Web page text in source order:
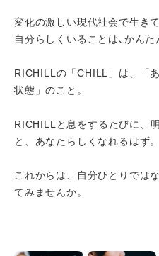
変化の激しい現代社会で生き
自分らしくいることは､かんた
RICHILLの「CHILL」は、「
状態」のこと。
RICHILLと息をするたびに、
と、あなたらしくなれるはず。
これからは、自分ひとりでは
てみませんか。